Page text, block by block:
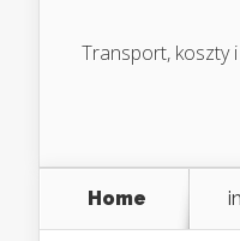
Transport, koszty
Home